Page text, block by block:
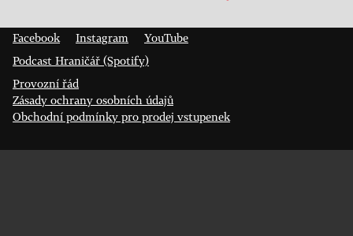
Facebook
Instagram
YouTube
Podcast Hraničář (Spotify)
Provozní řád
Zásady ochrany osobních údajů
Obchodní podmínky pro prodej vstupenek